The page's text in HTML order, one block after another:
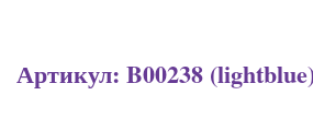
Артикул: B00238